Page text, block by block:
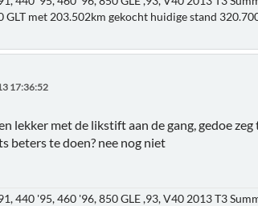
GLT met 203.502km gekocht huidige stand
17:36:52
lekker met de likstift aan de gang, gedoe
beters te doen? nee nog niet
440 '95, 460 '96, 850 GLE ,93, V40 2013 T3